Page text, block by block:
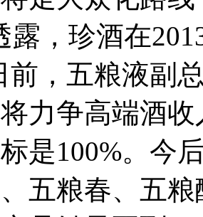
露，珍酒在
前，五粮液副
力争高端酒
是100%。今
五粮春、五粮